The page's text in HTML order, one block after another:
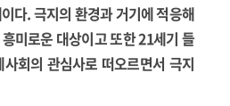
다. 극지의 환경과 거기에 적응해
미로운 대상이고 또한 21세기 들
회의 관심사로 떠오르면서 극지